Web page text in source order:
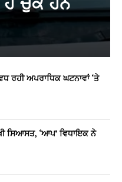
ਰਹੀ ਅਪਰਾਧਿਕ ਘਟਨਾਵਾਂ ‘ਤੇ
ਸਿਆਸਤ, ‘ਆਪ’ ਵਿਧਾਇਕ ਨੇ